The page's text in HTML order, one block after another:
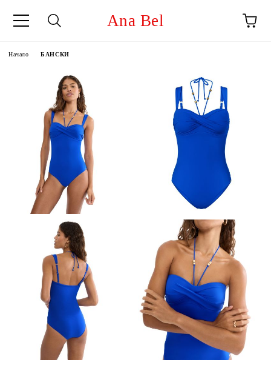
Ana Bel
Начало БАНСКИ